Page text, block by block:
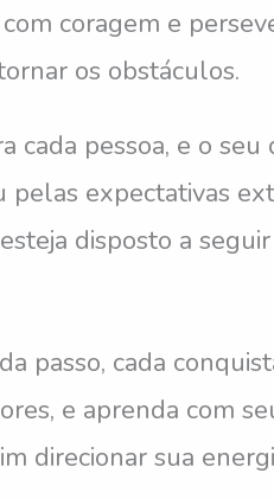
coragem e
os obstáculos.
cada pessoa, e o
expectativas
disposto a
passo, cada
e aprenda com
direcionar sua